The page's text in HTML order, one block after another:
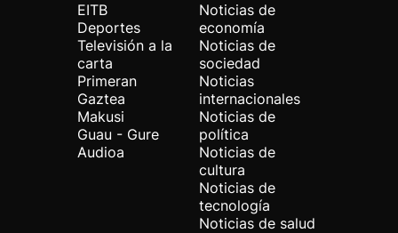
EITB
Deportes
Televisión a la
carta
Primeran
Gaztea
Makusi
Guau - Gure
Audioa
Noticias de
economía
Noticias de
sociedad
Noticias
internacionales
Noticias de
política
Noticias de
cultura
Noticias de
tecnología
Noticias de salud